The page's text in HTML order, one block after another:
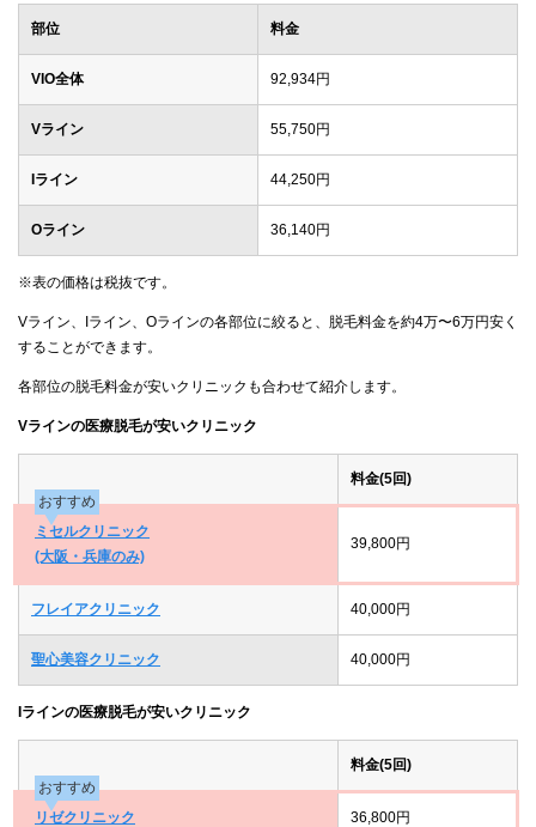
部位 料金
VIO全体 92,934円
Vライン 55,750円
Iライン 44,250円
Oライン 36,140円
※表の価格は税抜です。
Vライン、Iライン、Oラインの各部位に絞ると、脱毛料金を約4万〜6万円安く
することができます。
各部位の脱毛料金が安いクリニックも合わせて紹介します。
Vラインの医療脱毛が安いクリニック
料金(5回)
おすすめ
ミセルクリニック
(大阪・兵庫のみ)
39,800円
フレイアクリニック 40,000円
聖心美容クリニック 40,000円
Iラインの医療脱毛が安いクリニック
料金(5回)
おすすめ
リゼクリニック
36,800円